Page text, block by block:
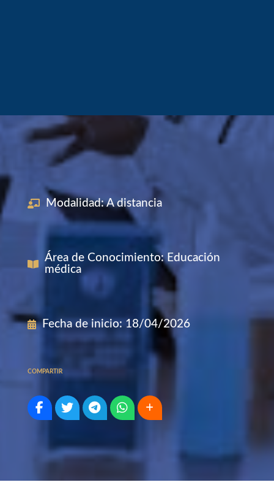
Modalidad:A distancia
Área de Conocimiento: Educación
médica
Fecha de inicio: 18/04/2026
COMPARTIR